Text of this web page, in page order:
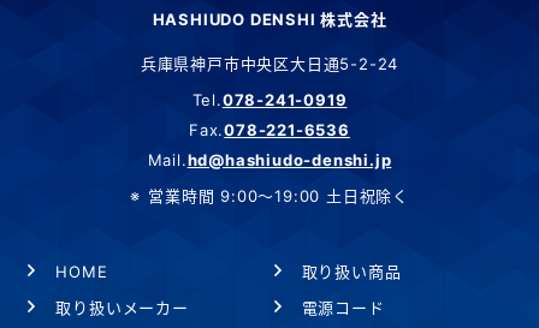
HASHIUDO DENSHI 株式会社
兵庫県神戸市中央区大日通5-2-24
Tel.078-241-0919
Fax.078-221-6536
Mail.hd@hashiudo-denshi.jp
営業時間 9:00～19:00 土日祝除く
HOME
取り扱い商品
取り扱いメーカー
電源コード